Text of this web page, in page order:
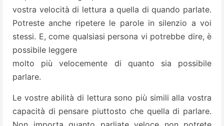
vostra velocità di lettura a quella di quando parlate.
Potreste anche ripetere le parole in silenzio a voi
stessi. E, come qualsiasi persona vi potrebbe dire, è
possibile leggere
molto più velocemente di quanto sia possibile
parlare.
Le vostre abilità di lettura sono più simili alla vostra
capacità di pensare piuttosto che quella di parlare.